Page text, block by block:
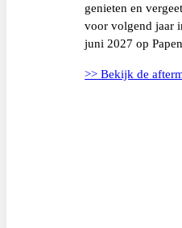
genieten en
voor volgend jaar
juni 2027 op
>> Bekijk de